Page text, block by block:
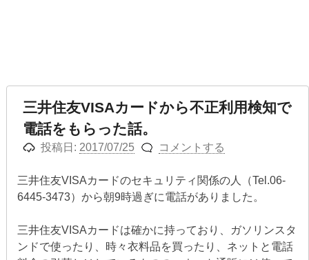
三井住友VISAカードから不正利用検知で
電話をもらった話。
投稿日: 2017/07/25 コメントする
三井住友VISAカードのセキュリティ関係の人（Tel.06-
6445-3473）から朝9時過ぎに電話がありました。
三井住友VISAカードは確かに持っており、ガソリンスタ
ンドで使ったり、時々衣料品を買ったり、ネットと電話